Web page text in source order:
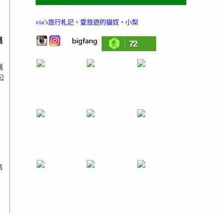
via’s旅行札記 。 愛旅遊的貓奴‧小梨
72